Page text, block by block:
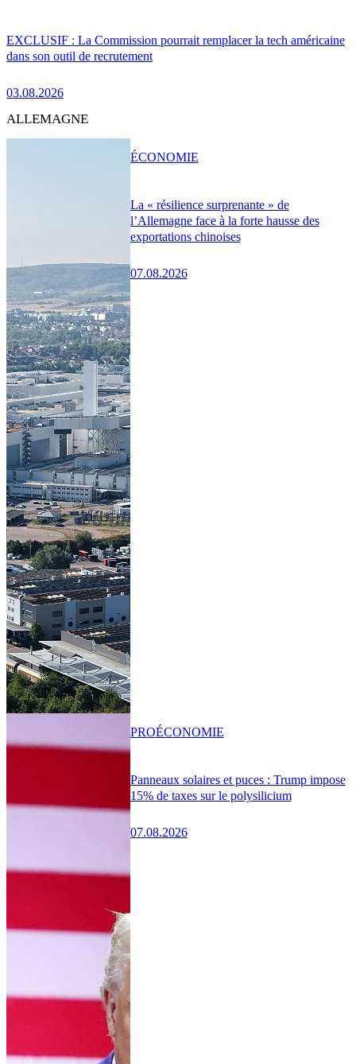
EXCLUSIF : La Commission pourrait remplacer la tech américaine
dans son outil de recrutement
03.08.2026
ALLEMAGNE
La « résilience surprenante » de
l’Allemagne face à la forte hausse des
exportations chinoises
07.08.2026
ÉCONOMIE
Panneaux solaires et puces : Trump impose
15% de taxes sur le polysilicium
07.08.2026
PROÉCONOMIE